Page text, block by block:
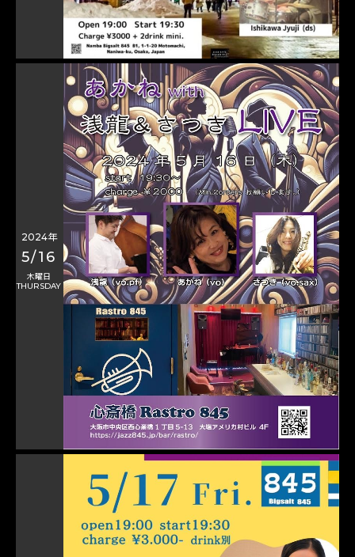
2024年
5/16
木曜日
THURSDAY